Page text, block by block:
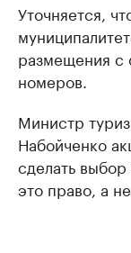
Уточняется,
размещения с
номеров.
Министр
Набойченко
сделать выбор
это право, а